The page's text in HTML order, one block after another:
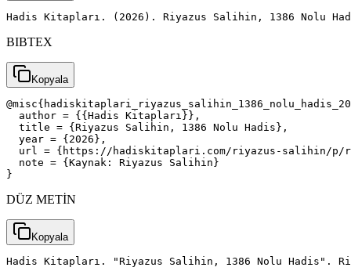
Hadis Kitapları. (2026). Riyazus Salihin, 1386 Nolu
BIBTEX
Kopyala
  author = {{Hadis Kitapları}},
  title = {Riyazus Salihin, 1386 Nolu Hadis},
  year = {2026},
url = {https://hadiskitaplari.com/riyazus-salihin/
  note = {Kaynak: Riyazus Salihin}
}
DÜZ METİN
Kopyala
Hadis Kitapları. "Riyazus Salihin, 1386 Nolu Hadis".